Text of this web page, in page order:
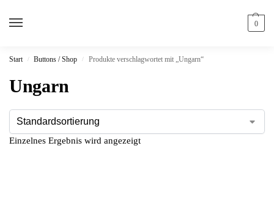
0
Start / Buttons / Shop / Produkte verschlagwortet mit „Ungarn“
Ungarn
Einzelnes Ergebnis wird angezeigt